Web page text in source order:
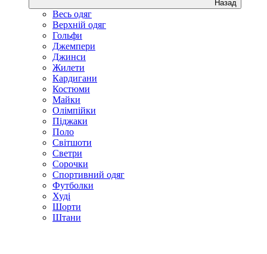
Назад
Весь одяг
Верхній одяг
Гольфи
Джемпери
Джинси
Жилети
Кардигани
Костюми
Майки
Олімпійки
Піджаки
Поло
Світшоти
Светри
Сорочки
Спортивний одяг
Футболки
Худі
Шорти
Штани